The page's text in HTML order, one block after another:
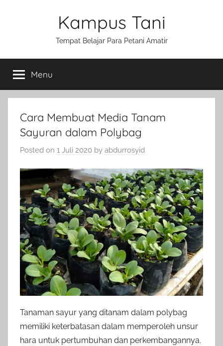
Kampus Tani
Tempat Belajar Para Petani Amatir
Menu
Cara Membuat Media Tanam
Sayuran dalam Polybag
Posted on 1 Juli 2020 by abdurrosyid
Tanaman sayur yang ditanam dalam polybag
memiliki keterbatasan dalam memperoleh unsur
hara untuk pertumbuhan dan perkembangannya.